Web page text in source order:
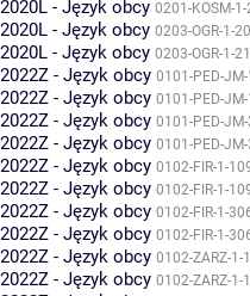
2020L - Język obcy 0201-KOSM-
2020L - Język obcy 0203-OGR-1-
2020L - Język obcy 0203-OGR-1-
2022Z - Język obcy 0101-PED-
2022Z - Język obcy 0101-PED-
2022Z - Język obcy 0101-PED-
2022Z - Język obcy 0101-PED-
2022Z - Język obcy 0102-FIR-1-
2022Z - Język obcy 0102-FIR-1-
2022Z - Język obcy 0102-FIR-1-
2022Z - Język obcy 0102-FIR-1-
2022Z - Język obcy 0102-ZARZ-1-
2022Z - Język obcy 0102-ZARZ-1-